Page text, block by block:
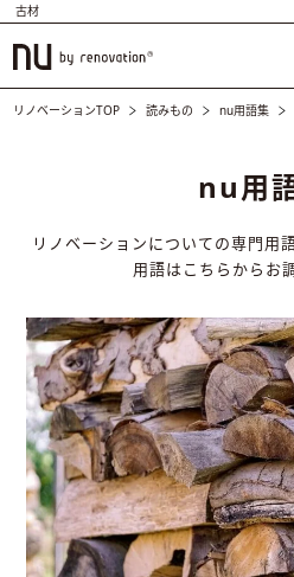
古材
リノベーションTOP 読みもの nu用語集
nu用
リノベーションについての専門用
用語はこちらからお